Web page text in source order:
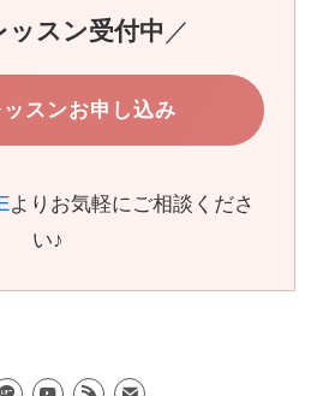
ッスン受付中 ／
スンお申し込み
よりお気軽にご相談くださ
い♪